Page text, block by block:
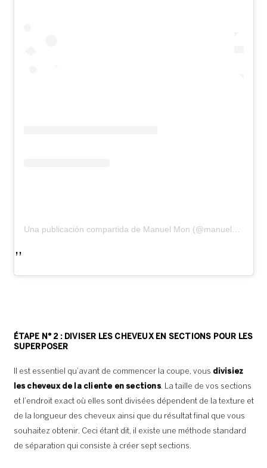
ÉTAPE N° 2 : DIVISER LES CHEVEUX EN SECTIONS POUR LES
SUPERPOSER
Il est essentiel qu’avant de commencer la coupe, vous divisiez
les cheveux de la cliente en sections. La taille de vos sections
et l’endroit exact où elles sont divisées dépendent de la texture et
de la longueur des cheveux ainsi que du résultat final que vous
souhaitez obtenir. Ceci étant dit, il existe une méthode standard
de séparation qui consiste à créer sept sections.